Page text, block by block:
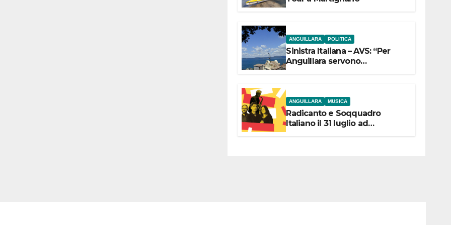
ANGUILLARA POLITICA
Sinistra Italiana – AVS: “Per
Anguillara servono
ANGUILLARA MUSICA
Radicanto e Soqquadro
Italiano il 31 luglio ad